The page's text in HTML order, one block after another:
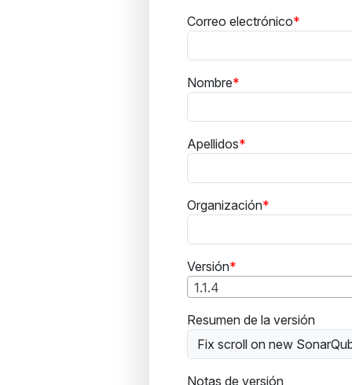
Correo electrónico
Nombre
Apellidos
Organización
Versión
1.1.4
Resumen de la versión
Fix scroll on new
Notas de versión